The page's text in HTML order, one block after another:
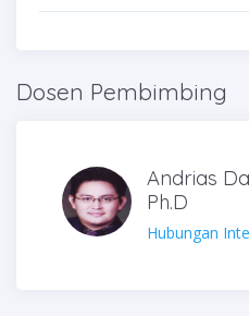
Dosen Pembimbing
Andrias
Ph.D
Hubungan